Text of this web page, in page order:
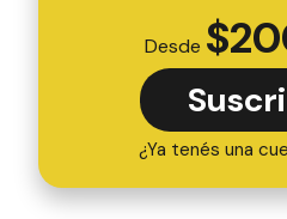
Desde $
¿Ya tenés una